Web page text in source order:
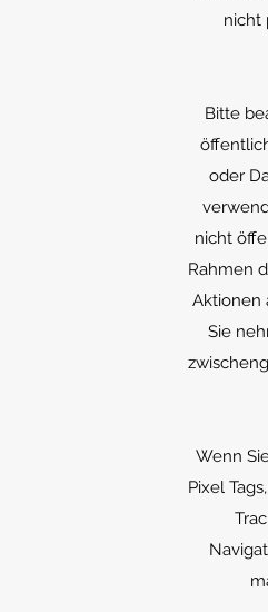
nicht
Bitte
oder
nicht
Rahmen
Aktionen
Sie
Wenn
Pixel